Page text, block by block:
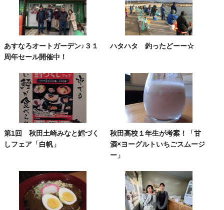
あすなろオートガーデン♪３１
周年セール開催中！
ハタハタ 釣ったどーー☆
第1回 秋田土崎みなと鱈づく
しフェア「白帆」
秋田高校１年生が考案！「甘
酒×ヨーグルトいちごスムージ
ー」